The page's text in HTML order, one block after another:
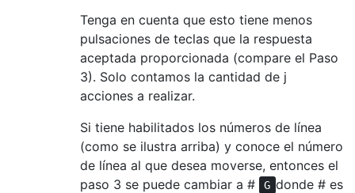
Tenga en cuenta que esto tiene menos
pulsaciones de teclas que la respuesta
aceptada proporcionada (compare el Paso
3). Solo contamos la cantidad de j
acciones a realizar.
Si tiene habilitados los números de línea
(como se ilustra arriba) y conoce el número
de línea al que desea moverse, entonces el
paso 3 se puede cambiar a #
G donde # es